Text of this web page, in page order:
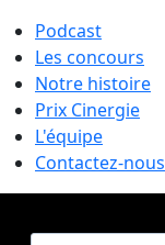
Podcast
Les concours
Notre histoire
Prix Cinergie
L'équipe
Contactez-nous